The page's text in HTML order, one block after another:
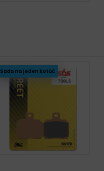
Sada na jeden kotúč